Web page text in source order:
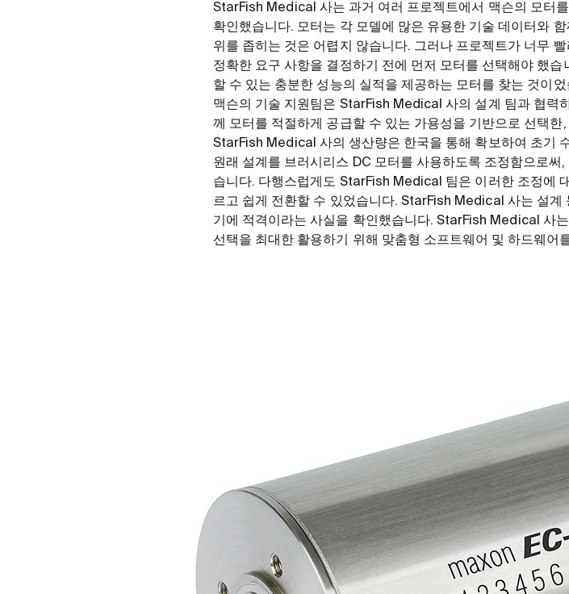
StarFish Medical 사는 과거 여러 프로젝트에서 맥슨의 모터
확인했습니다. 모터는 각 모델에 많은 유용한 기술 데이터와
위를 좁히는 것은 어렵지 않습니다. 그러나 프로젝트가 너무
정확한 요구 사항을 결정하기 전에 먼저 모터를 선택해야 했
할 수 있는 충분한 성능의 실적을 제공하는 모터를 찾는 것이었
맥슨의 기술 지원팀은 StarFish Medical 사의 설계 팀과 협력
께 모터를 적절하게 공급할 수 있는 가용성을 기반으로 선택
StarFish Medical 사의 생산량은 한국을 통해 확보하여 초기
원래 설계를 브러시리스 DC 모터를 사용하도록 조정함으로
습니다. 다행스럽게도 StarFish Medical 팀은 이러한 조정에
르고 쉽게 전환할 수 있었습니다. StarFish Medical 사는 설계
기에 적격이라는 사실을 확인했습니다. StarFish Medical 사
선택을 최대한 활용하기 위해 맞춤형 소프트웨어 및 하드웨어